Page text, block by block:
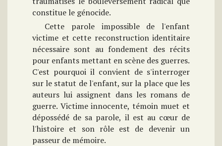
constitue le génocide.
Cette parole impossible de l'enfant
victime et cette reconstruction identitaire
nécessaire sont au fondement des récits
pour enfants mettant en scène des guerres.
C'est pourquoi il convient de s'interroger
sur le statut de l'enfant, sur la place que les
auteurs lui assignent dans les romans de
guerre. Victime innocente, témoin muet et
dépossédé de sa parole, il est au cœur de
l'histoire et son rôle est de devenir un
passeur de mémoire.